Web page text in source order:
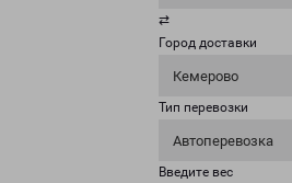
⇄
Город доставки
Кемерово
Тип перевозки
Автоперевозка
Введите вес